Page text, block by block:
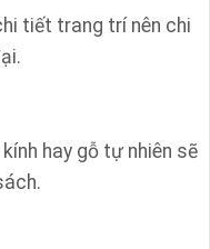
tiết trang trí nên chi
hay gỗ tự nhiên sẽ